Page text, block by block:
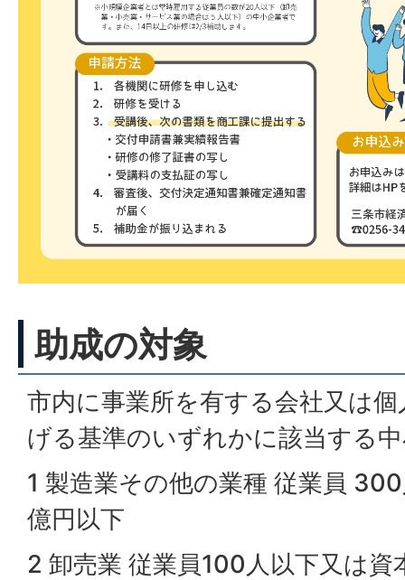
助成の対象
市内に事業所を有する会社又は
げる基準のいずれかに該当する
1 製造業その他の業種 従業員
億円以下
2 卸売業 従業員100人以下又は資